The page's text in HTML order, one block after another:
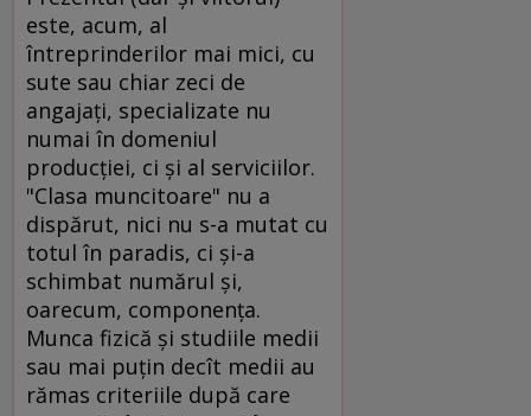
este, acum, al
întreprinderilor mai mici, cu
sute sau chiar zeci de
angajaţi, specializate nu
numai în domeniul
producţiei, ci şi al serviciilor.
"Clasa muncitoare" nu a
dispărut, nici nu s-a mutat cu
totul în paradis, ci şi-a
schimbat numărul şi,
oarecum, componenţa.
Munca fizică şi studiile medii
sau mai puţin decît medii au
rămas criteriile după care